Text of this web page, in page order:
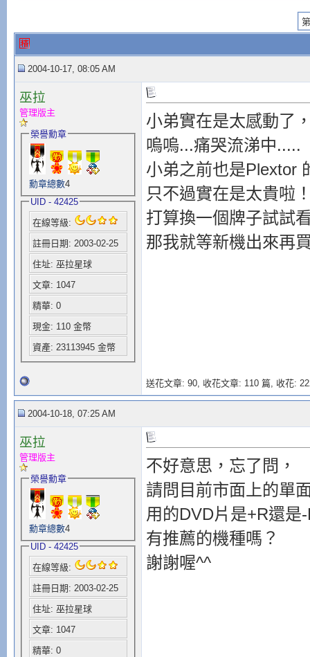
2004-10-17, 08:05 AM
巫拉
管理版主
榮譽勳章
勳章總數4
UID - 42425
在線等級:
註冊日期: 2003-02-25
住址: 巫拉星球
文章: 1047
精華: 0
現金: 110 金幣
資產: 23113945 金幣
小弟實在是太感動了
嗚嗚...痛哭流涕中.....
小弟之前也是Plextor
只不過實在是太貴啦
打算換一個牌子試試
那我就等新機出來再
送花文章: 90, 收花文章: 110 篇, 收花:
2004-10-18, 07:25 AM
巫拉
管理版主
榮譽勳章
勳章總數4
UID - 42425
在線等級:
註冊日期: 2003-02-25
住址: 巫拉星球
文章: 1047
精華: 0
不好意思，忘了問，
請問目前市面上的單
用的DVD片是+R還是
有推薦的機種嗎？
謝謝喔^^